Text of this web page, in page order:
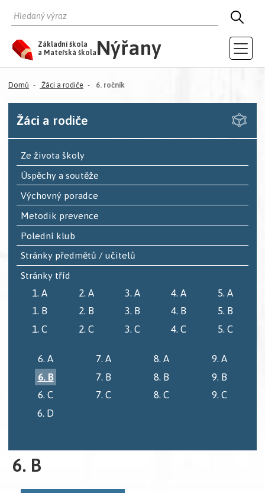
HLEDAT
Základní škola
a Mateřská škola Nýřany
Domů Žáci a rodiče 6. ročník
Žáci a rodiče
Ze života školy
Úspěchy a soutěže
Výchovný poradce
Metodik prevence
Polední klub
Stránky předmětů / učitelů
Stránky tříd
1. A
1. B
1. C
2. A
2. B
2. C
3. A
3. B
3. C
4. A
4. B
4. C
5. A
5. B
5. C
6. A
6. B
6. C
6. D
7. A
7. B
7. C
8. A
8. B
8. C
9. A
9. B
9. C
6. B